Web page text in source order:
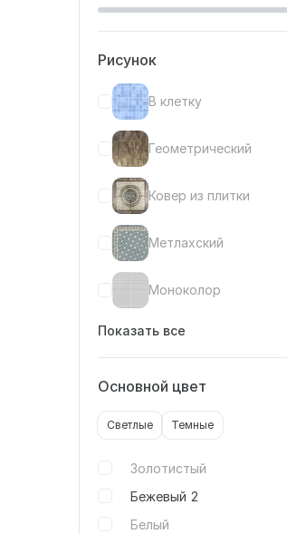
Рисунок
В клетку
Геометрический
Ковер из плитки
Метлахский
Моноколор
Показать все
Основной цвет
Светлые Темные
Золотистый
Бежевый 2
Белый